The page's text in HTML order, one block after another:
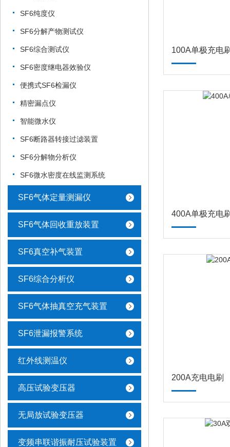
SF6纯度仪
SF6分解产物测试仪
SF6综合测试仪
SF6密度继电器效验仪
便携式SF6检漏仪
精密漏点仪
智能微水仪
SF6断路器转接过滤装置
SF6分解物分析仪
SF6微水密度在线监测系统
SF6气体定量测漏仪
SF6气体回收重放装置
SF6真空补气装置
SF6综合分析仪
SF6气体抽真空充气装置
SF6泄漏报警系统
红外线测温仪
高压试验变压器
无局放试验变压器
变频串联谐振耐压试验装置
100A单极充电
400A单极充电
200A充电电刷